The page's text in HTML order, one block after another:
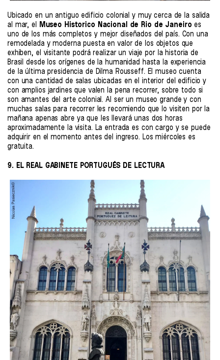
Ubicado en un antiguo edificio colonial y muy cerca de la salida
al mar, el
Museo Historico Nacional de Rio de Janeiro es
uno de los más completos y mejor diseñados del país. Con una
remodelada y moderna puesta en valor de los objetos que
exhiben, el visitante podrá realizar un viaje por la historia de
Brasil desde los orígenes de la humanidad hasta la experiencia
de la última presidencia de Dilma Rousseff. El museo cuenta
con una cantidad de salas ubicadas en el interior del edificio y
con amplios jardines que valen la pena recorrer, sobre todo si
son amantes del arte colonial. Al ser un museo grande y con
muchas salas para recorrer les recomiendo que lo visiten por la
mañana apenas abre ya que les llevará unas dos horas
aproximadamente la visita. La entrada es con cargo y se puede
adquirir en el momento antes del ingreso. Los miércoles es
gratuita.
9. EL REAL GABINETE PORTUGUÉS DE LECTURA